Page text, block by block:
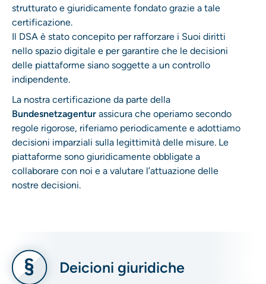
strutturato e giuridicamente fondato grazie a tale
certificazione.
Il DSA è stato concepito per rafforzare i Suoi diritti
nello spazio digitale e per garantire che le decisioni
delle piattaforme siano soggette a un controllo
indipendente.
La nostra certificazione da parte della
Bundesnetzagentur assicura che operiamo secondo
regole rigorose, riferiamo periodicamente e adottiamo
decisioni imparziali sulla legittimità delle misure. Le
piattaforme sono giuridicamente obbligate a
collaborare con noi e a valutare l’attuazione delle
nostre decisioni.
Deicioni giuridiche